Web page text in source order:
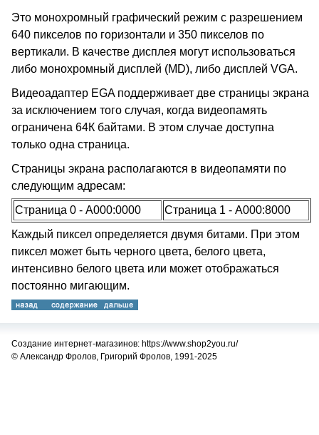
Это монохромный графический режим с разрешением
640 пикселов по горизонтали и 350 пикселов по
вертикали. В качестве дисплея могут использоваться
либо монохромный дисплей (MD), либо дисплей VGA.
Видеоадаптер EGA поддерживает две страницы экрана
за исключением того случая, когда видеопамять
ограничена 64К байтами. В этом случае доступна
только одна страница.
Страницы экрана располагаются в видеопамяти по
следующим адресам:
Страница 0 - A000:0000
Страница 1 - A000:8000
Каждый пиксел определяется двумя битами. При этом
пиксел может быть черного цвета, белого цвета,
интенсивно белого цвета или может отображаться
постоянно мигающим.
Создание интернет-магазинов: https://www.shop2you.ru/
© Александр Фролов, Григорий Фролов, 1991-2025